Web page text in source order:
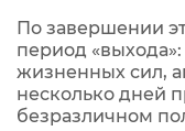
По завершении
период
жизненных сил,
несколько дней
безразличном